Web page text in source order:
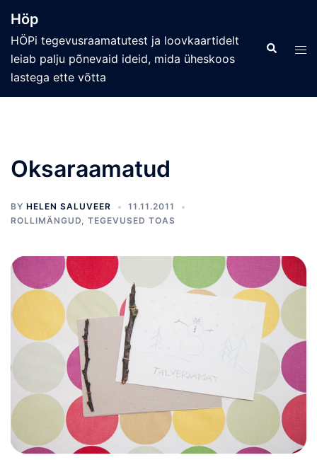
content
Höp
HÖPi tegevusraamatutest ja loovkaartidelt
leiab palju põnevaid ideid, mida üheskoos
lastega ette võtta
Search
Oksaraamatud
BY HELEN SALUVEER
11.11.2011
ROLLIMÄNGUD, TEGEVUSED TOAS